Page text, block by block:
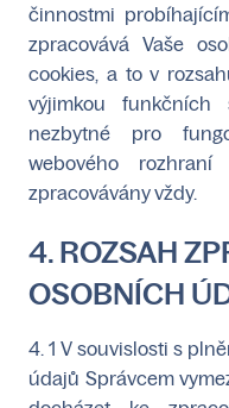
činnostmi
zpracovává Vaše
cookies, a to v
výjimkou funkčních
nezbytné pro
webového
zpracovávány vždy.
4. ROZSAH
OSOBNÍCH
4. 1 V souvislosti s
údajů Správcem